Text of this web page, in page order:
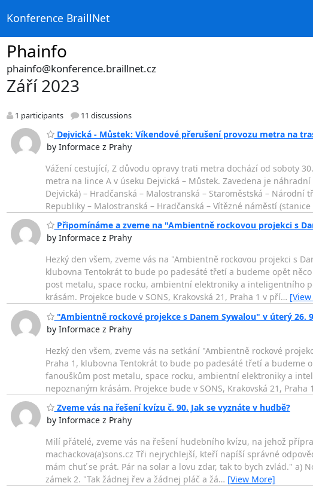
Konference BraillNet
Phainfo
phainfo@konference.braillnet.cz
Září 2023
1 participants 11 discussions
Dejvická - Můstek: Víkendové přerušení provozu metra na
by Informace z Prahy
Vážení cestující, Z důvodu opravy trati metra dochází od soboty
metra na lince A v úseku Dejvická – Můstek. Zavedena je
Dejvická) – Hradčanská – Malostranská – Staroměstská –
Republiky – Malostranská – Hradčanská – Vítězné náměstí (stanice
Připomínáme a zveme na "Ambientně rockovou projekci s
by Informace z Prahy
Hezký den všem, zveme vás na "Ambientně rockovou projekci s
klubovna Tentokrát to bude po padesáté třetí a budeme opět
post metalu, space rocku, ambientní elektroniky a inteligentního
krásám. Projekce bude v SONS, Krakovská 21, Praha 1 v pří…
"Ambientně rockové projekce s Danem Sywalou" v úterý 26.
by Informace z Prahy
Hezký den všem, zveme vás na setkání "Ambientně rockové
Praha 1, klubovna Tentokrát to bude po padesáté třetí a budeme
fanouškům post metalu, space rocku, ambientní elektroniky a
nepoznaným krásám. Projekce bude v SONS, Krakovská 21, Praha
Zveme vás na řešení kvízu č. 90. Jak se vyznáte v hudbě?
by Informace z Prahy
Milí přátelé, zveme vás na řešení hudebního kvízu, na jehož
machackova(a)sons.cz Tři nejrychlejší, kteří napíší správné
mám chuť se prát. Pár na solar a lovu zdar, tak to bych zvlád." a)
zámek 2. "Tak žádnej řev a žádnej pláč a žá… [View More]